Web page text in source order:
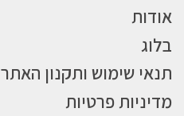
אודות
בלוג
תנאי שימוש ותקנון האתר
מדיניות פרטיות